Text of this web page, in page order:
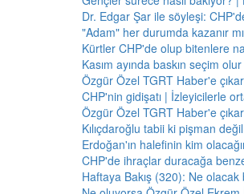
Dr. Edgar Şar ile söyleşi:
"Adam" her durumda kazanır
Kürtler CHP'de olup bitenlere
Kasım ayında baskın seçim
Özgür Özel TGRT Haber'e
CHP'nin gidişatı | İzleyicilerle
Özgür Özel TGRT Haber'e
Kılıçdaroğlu tabii ki pişman değil
Erdoğan'ın halefinin kim
CHP'de ihraçlar duracağa
Haftaya Bakış (320): Ne